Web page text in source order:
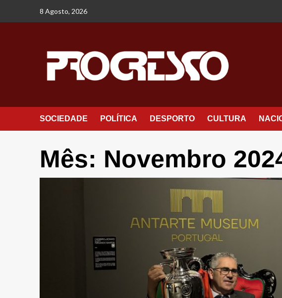
8 Agosto, 2026
SOCIEDADE POLÍTICA DESPORTO CULTURA
Mês: Novembro